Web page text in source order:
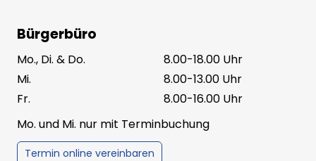
Bürgerbüro
Mo., Di. & Do.
8.00-18.00 Uhr
Mi.
8.00-13.00 Uhr
Fr.
8.00-16.00 Uhr
Mo. und Mi. nur mit Terminbuchung
Termin online vereinbaren